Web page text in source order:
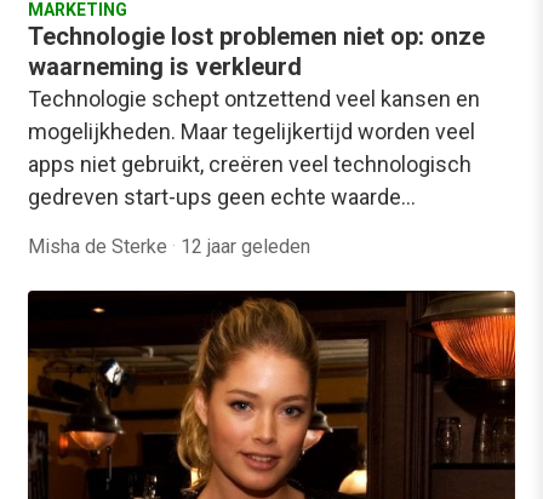
MARKETING
Technologie lost problemen niet op: onze
waarneming is verkleurd
Technologie schept ontzettend veel kansen en
mogelijkheden. Maar tegelijkertijd worden veel
apps niet gebruikt, creëren veel technologisch
gedreven start-ups geen echte waarde…
Misha de Sterke · 12 jaar geleden